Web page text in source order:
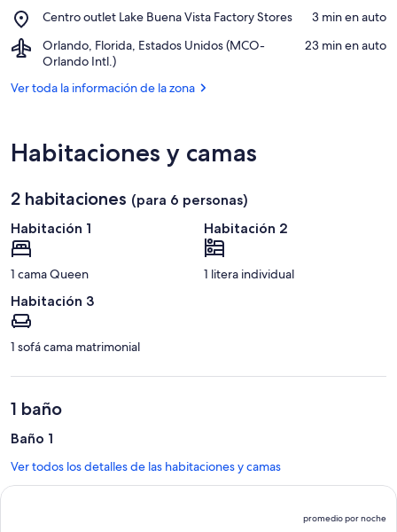
Hawks
Landing
Bryan
Centro outlet Lake Buena Vista Factory Stores
Place,
outlet
Lake
Buena
Vista
‪3 min en auto‬
Orlando, Florida, Estados Unidos (MCO-
Orlando Intl.)
Airport,
Orlando,
Estados
Orlando
Intl.)
‪23 min en auto‬
Ver toda la información de la zona
Habitaciones y camas
2 habitaciones (para 6 personas)
Habitación 1
1 cama Queen
Habitación 2
1 litera individual
Habitación 3
1 sofá cama matrimonial
1 baño
Baño 1
Ver todos los detalles de las habitaciones y camas
El
promedio por noche